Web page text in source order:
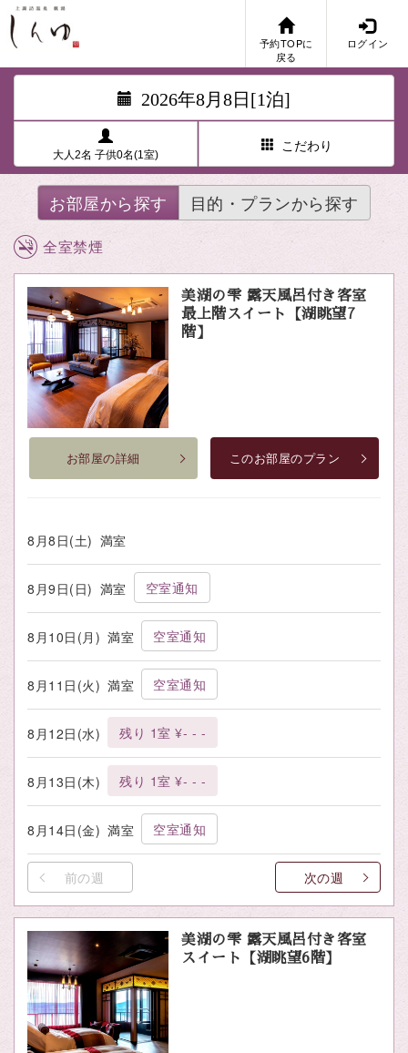
予約TOPに
戻る
ログイン
2026年8月8日[1泊]
大人2名 子供0名(1室)
こだわり
お部屋から探す 目的・プランから探す
全室禁煙
美湖の雫 露天風呂付き客室
最上階スイート【湖眺望7
階】
お部屋の詳細 このお部屋のプラン
8月8日(土) 満室
8月9日(日) 満室 空室通知
8月10日(月) 満室 空室通知
8月11日(火) 満室 空室通知
8月12日(水) 残り 1室 ¥- - -
8月13日(木) 残り 1室 ¥- - -
8月14日(金) 満室 空室通知
前の週 次の週
美湖の雫 露天風呂付き客室
スイート【湖眺望6階】